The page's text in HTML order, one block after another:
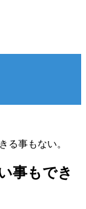
る事もない。
事もでき